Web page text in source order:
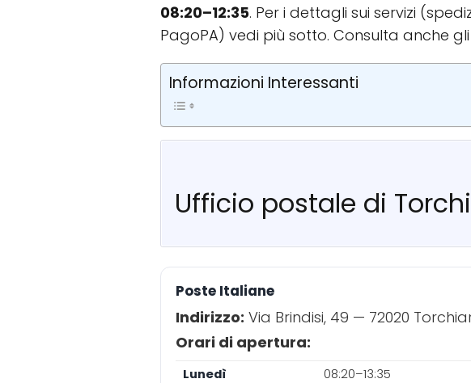
08:20–12:35. Per i dettagli sui servizi
PagoPA) vedi più sotto. Consulta anche gli
Informazioni Interessanti
Ufficio postale di
Poste Italiane
Indirizzo: Via Brindisi, 49 — 72020
Orari di apertura:
Lunedì
08:20–13:35